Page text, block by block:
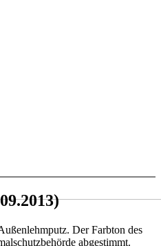
Der Farbton des
abgestimmt.